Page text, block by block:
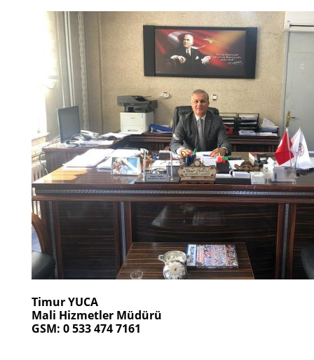
Timur YUCA
Mali Hizmetler Müdürü
GSM: 0 533 474 7161